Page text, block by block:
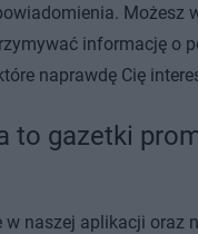
Możesz
informację o
naprawdę Cię
to gazetki
w naszej aplikacji oraz